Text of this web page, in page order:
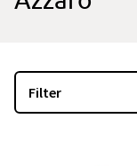
Filter